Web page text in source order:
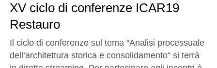
XV ciclo di conferenze ICAR19
Restauro
Il ciclo di conferenze sul tema "Analisi processuale
dell’architettura storica e consolidamento" si terrà